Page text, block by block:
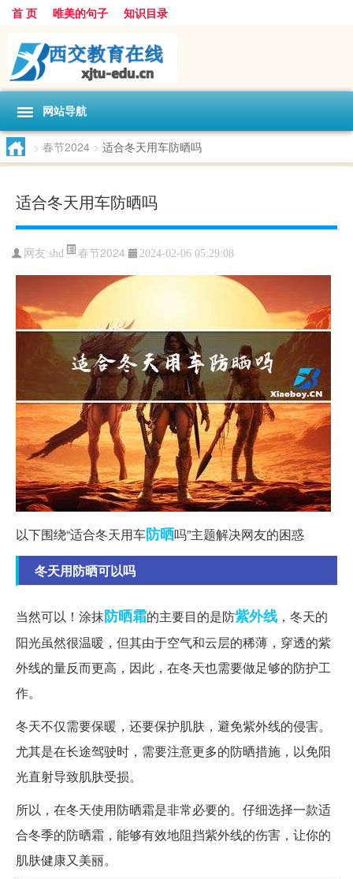
首 页 唯美的句子 知识目录
网站导航
> 春节2024 > 适合冬天用车防晒吗
适合冬天用车防晒吗
网友:shd 春节2024 2024-02-06 05:29:08
以下围绕“适合冬天用车防晒吗”主题解决网友的困惑
冬天用防晒可以吗
当然可以！涂抹防晒霜的主要目的是防紫外线 ，冬天的
阳光虽然很温暖，但其由于空气和云层的稀薄，穿透的紫
外线的量反而更高，因此，在冬天也需要做足够的防护工
作。
冬天不仅需要保暖，还要保护肌肤，避免紫外线的侵害。
尤其是在长途驾驶时，需要注意更多的防晒措施，以免阳
光直射导致肌肤受损。
所以，在冬天使用防晒霜是非常必要的。仔细选择一款适
合冬季的防晒霜，能够有效地阻挡紫外线的伤害，让你的
肌肤健康又美丽。